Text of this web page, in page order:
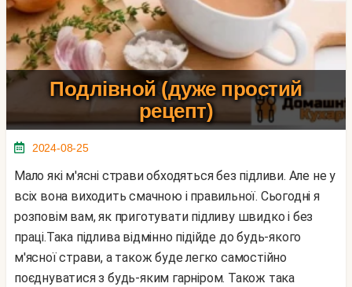
Подлівной (дуже простий
рецепт)
2024-08-25
Мало які м'ясні страви обходяться без підливи. Але не у
всіх вона виходить смачною і правильної. Сьогодні я
розповім вам, як приготувати підливу швидко і без
праці.Така підлива відмінно підійде до будь-якого
м'ясної страви, а також буде легко самостійно
поєднуватися з будь-яким гарніром. Також така